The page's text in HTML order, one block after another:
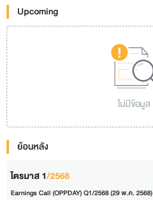
Upcoming
ไม่มีข้อมูล
ย้อนหลัง
ไตรมาส 1/2568
Earnings Call (OPPDAY) Q1/2568 (29 พ.ค. 2568)